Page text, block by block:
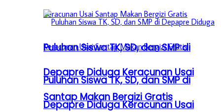
Puluhan Siswa TK, SD, dan SMP di
Depapre Diduga Keracunan Usai
Santap Makan Bergizi Gratis
Puluhan Siswa TK, SD, dan SMP di
Depapre Diduga Keracunan Usai